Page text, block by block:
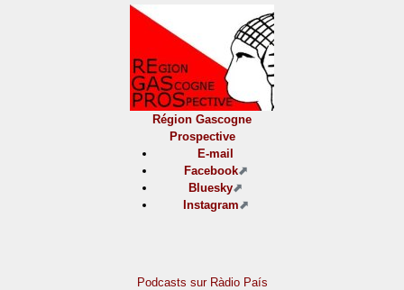
Région Gascogne
Prospective
E-mail
Facebook
Bluesky
Instagram
Podcasts sur Ràdio País